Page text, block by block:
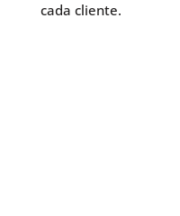
cada cliente.